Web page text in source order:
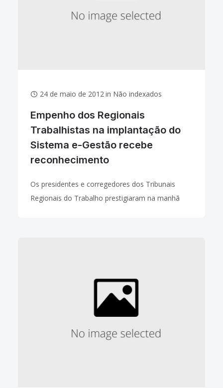
24 de maio de 2012 in Não indexados
Empenho dos Regionais
Trabalhistas na implantação do
Sistema e-Gestão recebe
reconhecimento
Os presidentes e corregedores dos Tribunais
Regionais do Trabalho prestigiaram na manhã